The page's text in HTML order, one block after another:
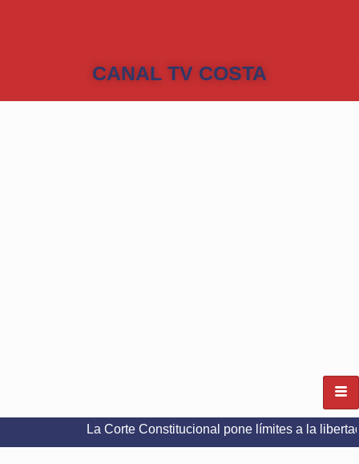
CANAL TV COSTA
La Corte Constitucional pone límites a la libertad de